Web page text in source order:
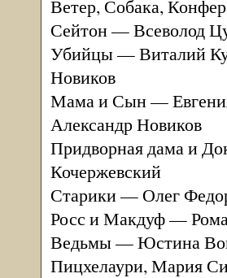
Ветер, Собака,
Сейтон — Всеволод
Убийцы — Виталий
Новиков
Мама и Сын — Евгения
Александр Новиков
Придворная дама и
Кочержевский
Старики — Олег
Росс и Макдуф —
Ведьмы — Юстина
Пицхелаури, Мария